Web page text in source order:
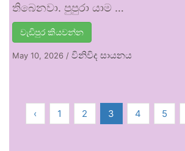
තිබෙනවා. පුපුරා යාම …
වැඩිපුර කියවන්න
May 10, 2026 / විනිවිද සායනය
‹ 1 2 3 4 5